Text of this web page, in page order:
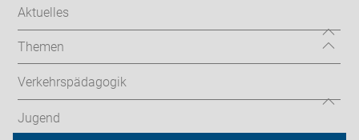
Aktuelles
Themen
Verkehrspädagogik
Jugend